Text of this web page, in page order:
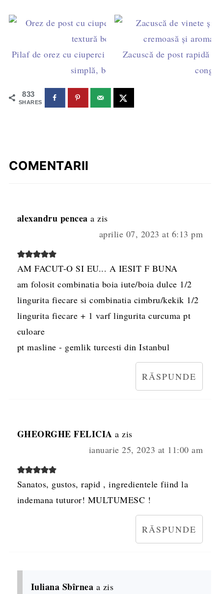
Pilaf de orez cu ciuperci de post la cuptor – rețetă
simplă, bob cu bob
Zacuscă de post rapidă
833
SHARES
COMENTARII
alexandru pencea a zis
aprilie 07, 2023 at 6:13 pm
AM FACUT-O SI EU... A IESIT F BUNA
am folosit combinatia boia iute/boia dulce 1/2
lingurita fiecare si combinatia cimbru/kekik 1/2
lingurita fiecare + 1 varf lingurita curcuma pt
culoare
pt masline - gemlik turcesti din Istanbul
RĂSPUNDE
GHEORGHE FELICIA a zis
ianuarie 25, 2023 at 11:00 am
Sanatos, gustos, rapid , ingredientele fiind la
indemana tuturor! MULTUMESC !
RĂSPUNDE
Iuliana Sbîrnea a zis